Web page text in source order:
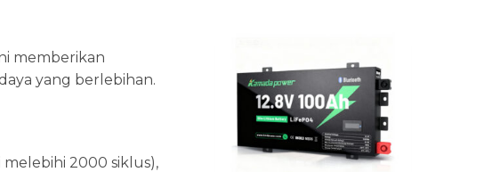
memberikan
yang berlebihan.
melebihi 2000 siklus),